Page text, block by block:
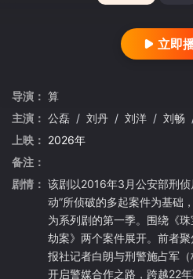
立即
导演： 算
主演： 公磊 / 刘丹 / 刘洋 / 刘畅
上映： 2026年
备注：
剧情： 该剧以2016年3月公安部刑
动”所侦破的多起案件为基础
为系列剧的第一季。围绕《
劫案》两个案件展开。前者
报社记者白朗与刑警施占军
开启警媒合作之路，跨越22